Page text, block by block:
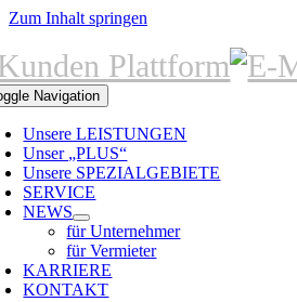
Zum Inhalt springen
Navigation
Unsere LEISTUNGEN
Unser „PLUS“
Unsere SPEZIALGEBIETE
SERVICE
NEWS
für Unternehmer
für Vermieter
KARRIERE
KONTAKT